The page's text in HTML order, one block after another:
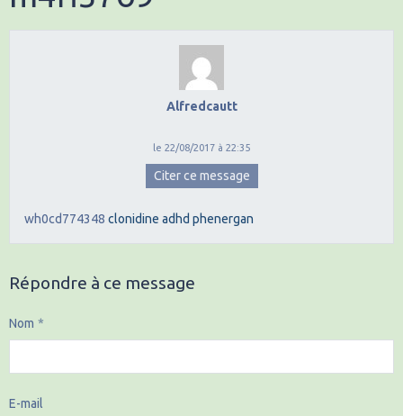
Alfredcautt
le 22/08/2017 à 22:35
Citer ce message
wh0cd774348 clonidine adhd phenergan
Répondre à ce message
Nom
E-mail